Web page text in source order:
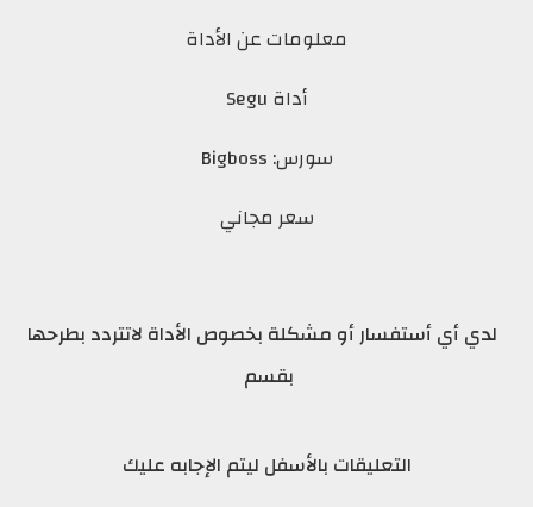
معلومات عن الأداة
أداة Segu
سورس: Bigboss
سعر مجاني
لدي أي أستفسار أو مشكلة بخصوص الأداة لاتتردد بطرحها
بقسم
التعليقات بالأسفل ليتم الإجابه عليك